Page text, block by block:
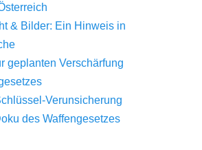
& Bilder: Ein Hinweis in
geplanten Verschärfung
Verunsicherung
des Waffengesetzes